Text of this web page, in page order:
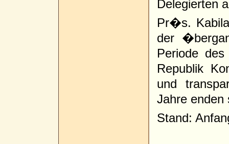
Delegierten
Pr�s.
der
Periode
Republik
und
Jahre enden
Stand: